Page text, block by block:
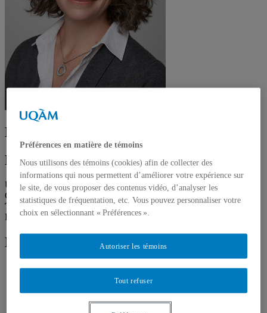
Nathalie Houlfort
Professeure
Unité :Département de psychologie
Courriel :
houlfort.nathalie@uqam.ca
Téléphone: (514) 987-3000 poste 20370
Langues: Français, Anglais
Domaines d'expertise
Autodétermination
Passion au travail
Santé psychologique au travail
Préférences en matière de témoins
Nous utilisons des témoins (cookies) afin de collecter des
informations qui nous permettent d’améliorer votre expérience sur
le site, de vous proposer des contenus vidéo, d’analyser les
statistiques de fréquentation, etc. Vous pouvez personnaliser votre
choix en sélectionnant « Préférences ».
Tout refuser
Autoriser les témoins